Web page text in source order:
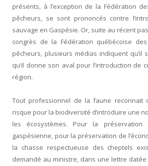
présents, à l’exception de la Fédération
pêcheurs, se sont prononcés contre
sauvage en Gaspésie. Or, suite au récent
congrès de la Fédération québécoise
pêcheurs, plusieurs médias indiquent qu’il
qu’il donne son aval pour l’introduction de
région.
Tout professionnel de la faune reconnait
risque pour la biodiversité d’introduire une
les écosystèmes. Pour la
gaspésienne, pour la préservation de
la chasse respectueuse des cheptels
demandé au ministre, dans une lettre